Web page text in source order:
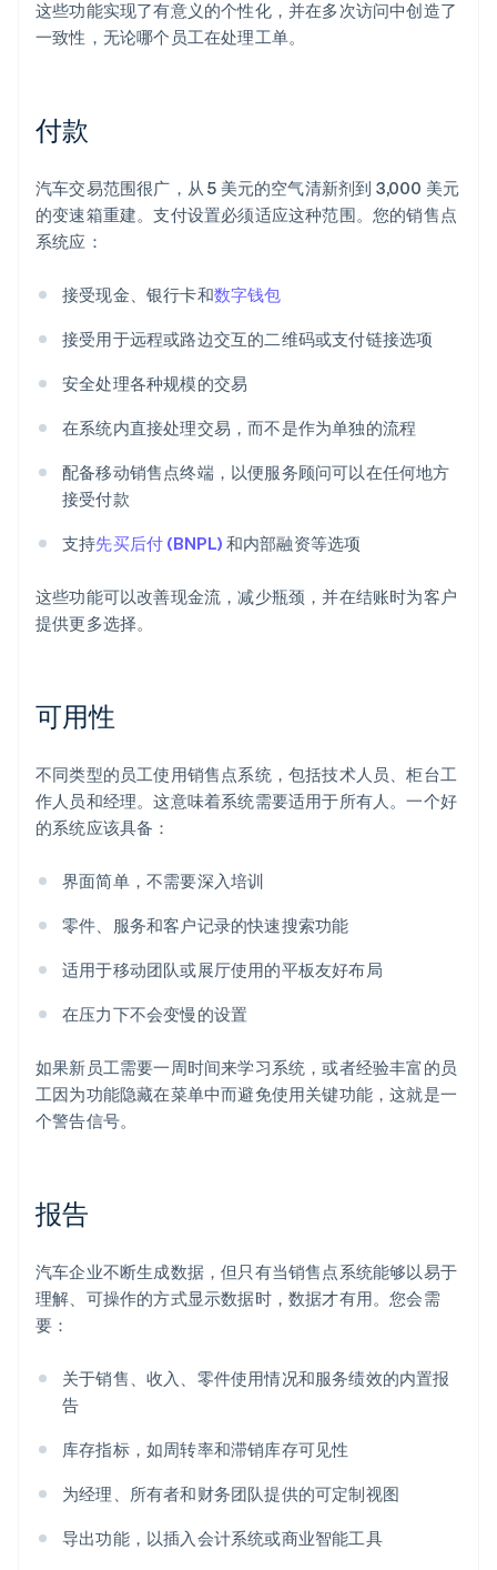
这些功能实现了有意义的个性化，并在多次访问中创造了
一致性，无论哪个员工在处理工单。
付款
汽车交易范围很广，从 5 美元的空气清新剂到 3,000 美元
的变速箱重建。支付设置必须适应这种范围。您的销售点
系统应：
接受现金、银行卡和数字钱包
接受用于远程或路边交互的二维码或支付链接选项
安全处理各种规模的交易
在系统内直接处理交易，而不是作为单独的流程
配备移动销售点终端，以便服务顾问可以在任何地方
接受付款
支持先买后付 (BNPL) 和内部融资等选项
这些功能可以改善现金流，减少瓶颈，并在结账时为客户
提供更多选择。
可用性
不同类型的员工使用销售点系统，包括技术人员、柜台工
作人员和经理。这意味着系统需要适用于所有人。一个好
的系统应该具备：
界面简单，不需要深入培训
零件、服务和客户记录的快速搜索功能
适用于移动团队或展厅使用的平板友好布局
在压力下不会变慢的设置
如果新员工需要一周时间来学习系统，或者经验丰富的员
工因为功能隐藏在菜单中而避免使用关键功能，这就是一
个警告信号。
报告
汽车企业不断生成数据，但只有当销售点系统能够以易于
理解、可操作的方式显示数据时，数据才有用。您会需
要：
关于销售、收入、零件使用情况和服务绩效的内置报
告
库存指标，如周转率和滞销库存可见性
为经理、所有者和财务团队提供的可定制视图
导出功能，以插入会计系统或商业智能工具